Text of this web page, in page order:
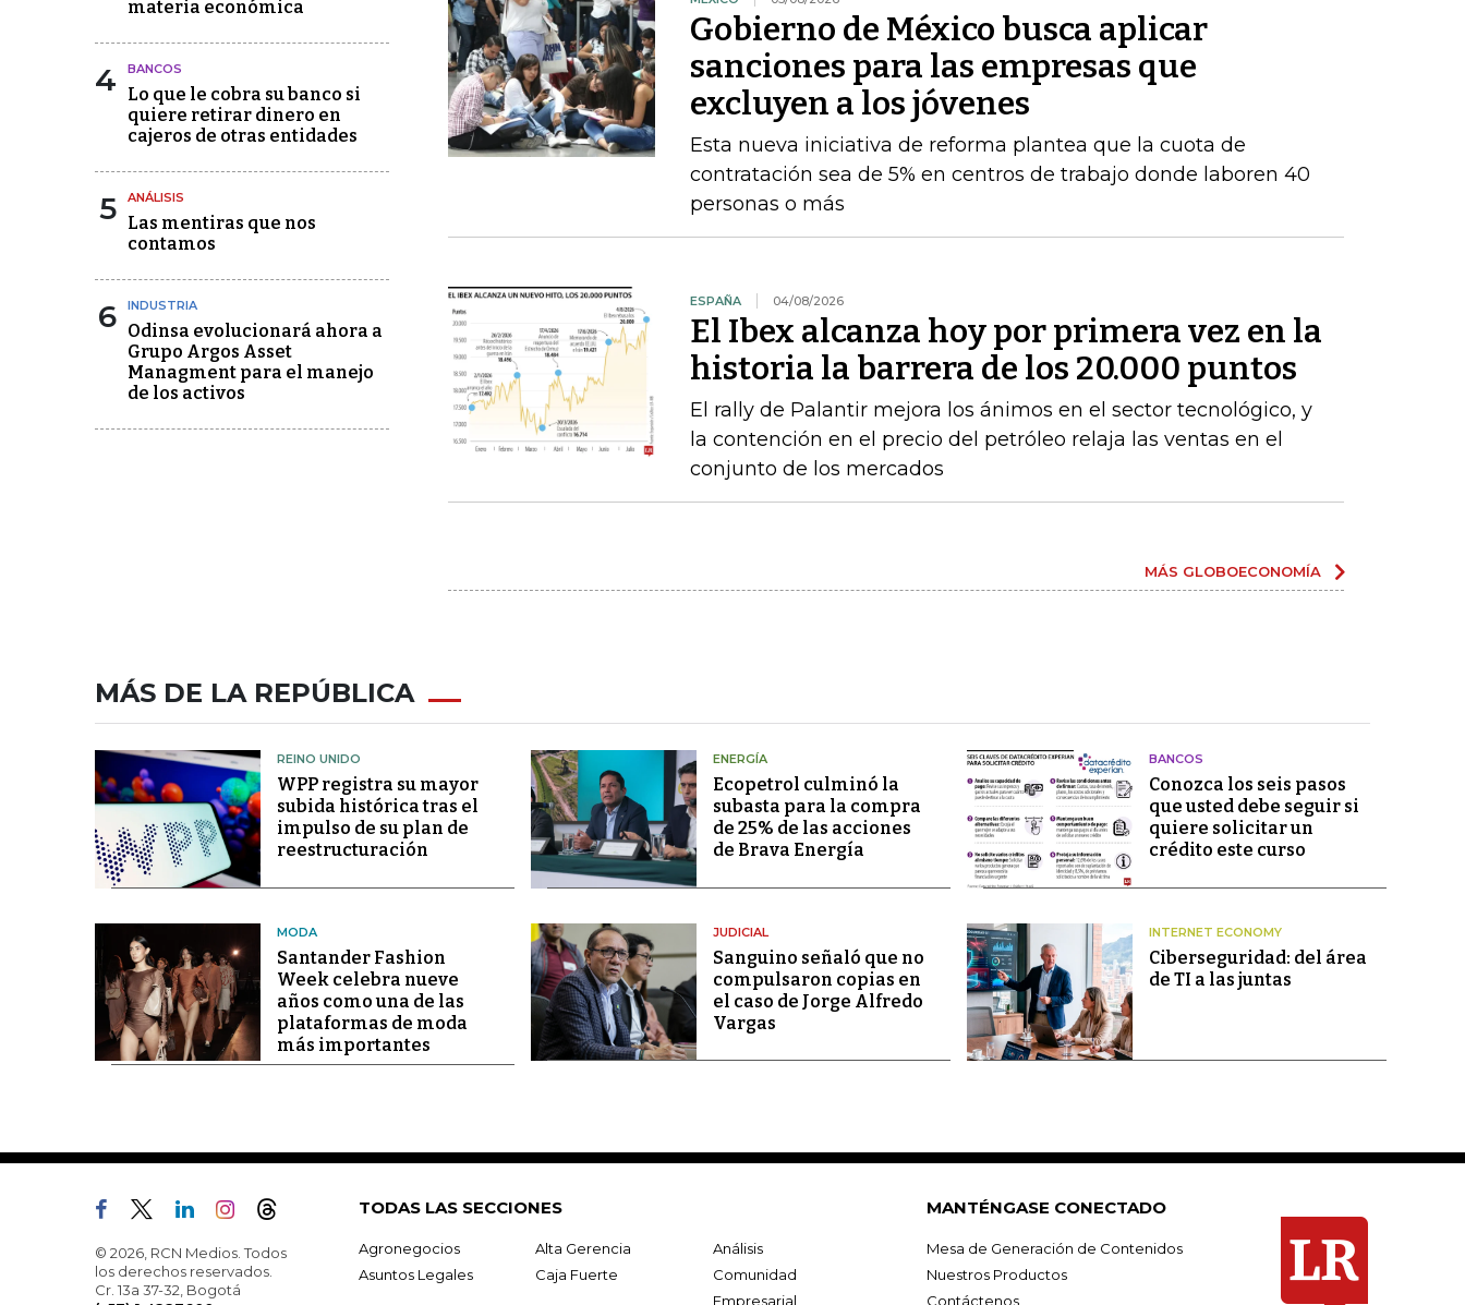
materia económica
4 BANCOS
Lo que le cobra su banco si
quiere retirar dinero en
cajeros de otras entidades
5 ANÁLISIS
Las mentiras que nos
contamos
6 INDUSTRIA
Odinsa evolucionará ahora a
Grupo Argos Asset
Managment para el manejo
de los activos
Gobierno de México busca aplicar
sanciones para las empresas que
excluyen a los jóvenes
Esta nueva iniciativa de reforma plantea que la cuota de
contratación sea de 5% en centros de trabajo donde laboren 40
personas o más
ESPAÑA 04/08/2026
El Ibex alcanza hoy por primera vez en la
historia la barrera de los 20.000 puntos
El rally de Palantir mejora los ánimos en el sector tecnológico, y
la contención en el precio del petróleo relaja las ventas en el
conjunto de los mercados
MÁS GLOBOECONOMÍA
MÁS DE LA REPÚBLICA
REINO UNIDO
WPP registra su mayor
subida histórica tras el
impulso de su plan de
reestructuración
ENERGÍA
Ecopetrol culminó la
subasta para la compra
de 25% de las acciones
de Brava Energía
BANCOS
Conozca los seis pasos
que usted debe seguir si
quiere solicitar un
crédito este curso
MODA
Santander Fashion
Week celebra nueve
años como una de las
plataformas de moda
más importantes
JUDICIAL
Sanguino señaló que no
compulsaron copias en
el caso de Jorge Alfredo
Vargas
INTERNET ECONOMY
Ciberseguridad: del área
de TI a las juntas
© 2026, RCN Medios. Todos
los derechos reservados.
Cr. 13a 37-32, Bogotá
TODAS LAS SECCIONES
Agronegocios Alta Gerencia
Análisis
Asuntos Legales
Caja Fuerte
Comunidad
Empresarial
MANTÉNGASE CONECTADO
Mesa de Generación de Contenidos
Nuestros Productos
Contáctenos